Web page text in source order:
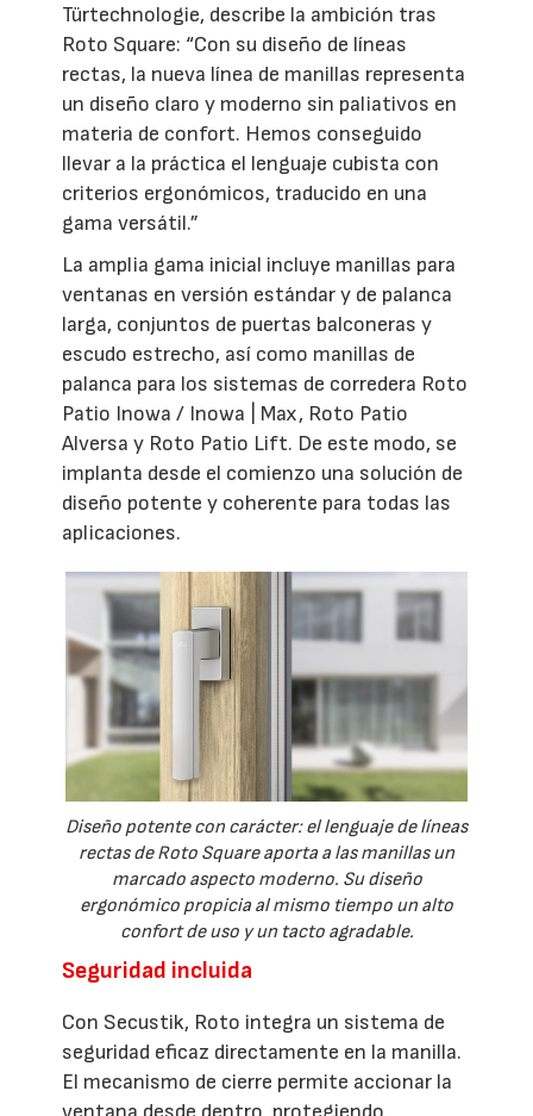
Türtechnologie, describe la ambición tras
Roto Square: “Con su diseño de líneas
rectas, la nueva línea de manillas representa
un diseño claro y moderno sin paliativos en
materia de confort. Hemos conseguido
llevar a la práctica el lenguaje cubista con
criterios ergonómicos, traducido en una
gama versátil.”
La amplia gama inicial incluye manillas para
ventanas en versión estándar y de palanca
larga, conjuntos de puertas balconeras y
escudo estrecho, así como manillas de
palanca para los sistemas de corredera Roto
Patio Inowa / Inowa | Max, Roto Patio
Alversa y Roto Patio Lift. De este modo, se
implanta desde el comienzo una solución de
diseño potente y coherente para todas las
aplicaciones.
Diseño potente con carácter: el lenguaje de líneas
rectas de Roto Square aporta a las manillas un
marcado aspecto moderno. Su diseño
ergonómico propicia al mismo tiempo un alto
confort de uso y un tacto agradable.
Seguridad incluida
Con Secustik, Roto integra un sistema de
seguridad eficaz directamente en la manilla.
El mecanismo de cierre permite accionar la